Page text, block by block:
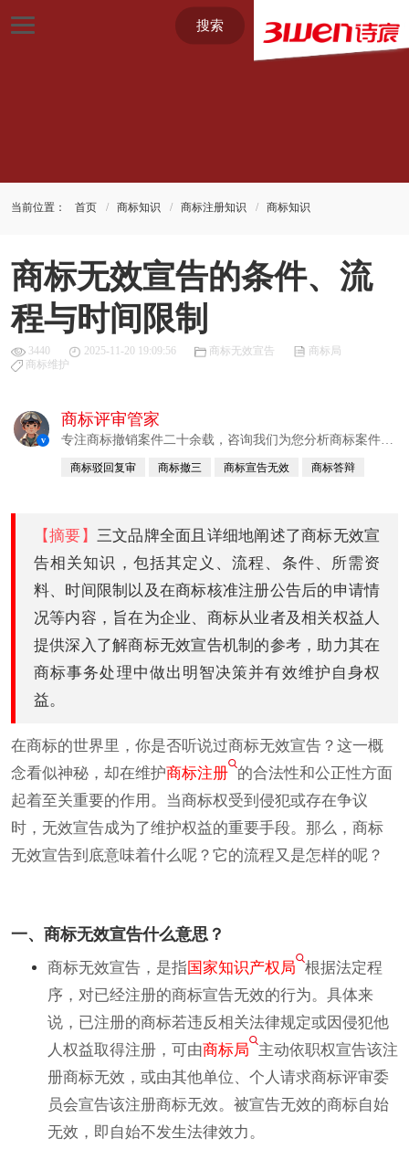
搜索
当前位置： 首页 商标知识 商标注册知识 商标知识
商标无效宣告的条件、流
程与时间限制
3440 2025-11-20 19:09:56 商标无效宣告
商标局
商标维护
v
商标评审管家
专注商标撤销案件二十余载，咨询我们为您分析商标案件成
商标驳回复审 商标撤三 商标宣告无效 商标答辩
【摘要】 三文品牌全面且详细地阐述了商标无效宣
告相关知识，包括其定义、流程、条件、所需资
料、时间限制以及在商标核准注册公告后的申请情
况等内容，旨在为企业、商标从业者及相关权益人
提供深入了解商标无效宣告机制的参考，助力其在
商标事务处理中做出明智决策并有效维护自身权
益。
在商标的世界里，你是否听说过商标无效宣告？这一概
念看似神秘，却在维护商标注册 的合法性和公正性方面
起着至关重要的作用。当商标权受到侵犯或存在争议
时，无效宣告成为了维护权益的重要手段。那么，商标
无效宣告到底意味着什么呢？它的流程又是怎样的呢？
一、商标无效宣告什么意思？
商标无效宣告，是指国家知识产权局 根据法定程
序，对已经注册的商标宣告无效的行为。具体来
说，已注册的商标若违反相关法律规定或因侵犯他
人权益取得注册，可由商标局
主动依职权宣告该注
册商标无效，或由其他单位、个人请求商标评审委
员会宣告该注册商标无效。被宣告无效的商标自始
无效，即自始不发生法律效力。